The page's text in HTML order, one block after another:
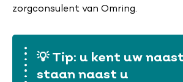
zorgconsulent van Omring.
💡 Tip: u kent uw
staan naast u